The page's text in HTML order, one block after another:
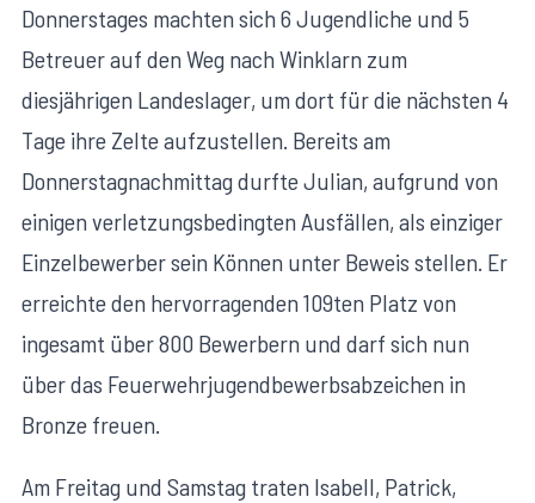
Donnerstages machten sich 6 Jugendliche und 5
Betreuer auf den Weg nach Winklarn zum
diesjährigen Landeslager, um dort für die nächsten 4
Tage ihre Zelte aufzustellen. Bereits am
Donnerstagnachmittag durfte Julian, aufgrund von
einigen verletzungsbedingten Ausfällen, als einziger
Einzelbewerber sein Können unter Beweis stellen. Er
erreichte den hervorragenden 109ten Platz von
ingesamt über 800 Bewerbern und darf sich nun
über das Feuerwehrjugendbewerbsabzeichen in
Bronze freuen.
Am Freitag und Samstag traten Isabell, Patrick,